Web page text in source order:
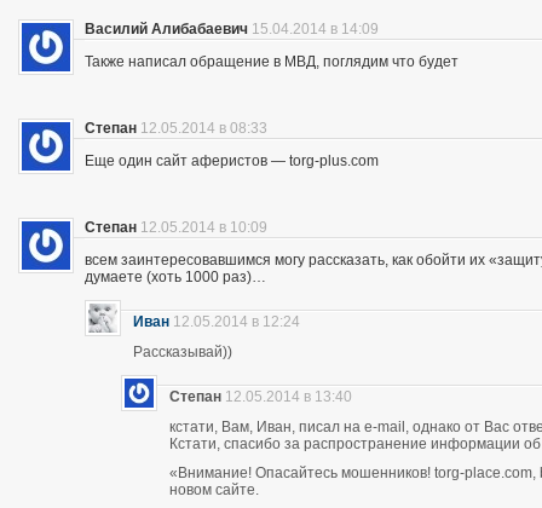
Василий Алибабаевич 15.04.2014 в 14:09
Также написал обращение в МВД, поглядим что будет
Степан 12.05.2014 в 08:33
Еще один сайт аферистов — torg-plus.com
Степан 12.05.2014 в 10:09
всем заинтересовавшимся могу рассказать, как обойти их
думаете (хоть 1000 раз)…
Иван 12.05.2014 в 12:24
Рассказывай))
Степан 12.05.2014 в 13:40
кстати, Вам, Иван, писал на e-mail, однако от Вас
Кстати, спасибо за распространение информации
«Внимание! Опасайтесь мошенников! torg-place.com,
новом сайте.